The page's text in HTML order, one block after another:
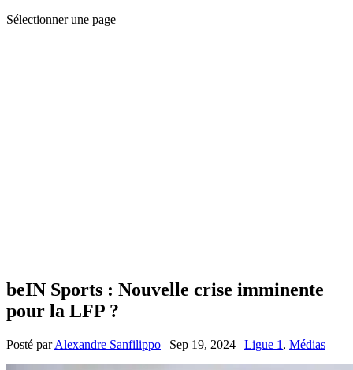
Sélectionner une page
beIN Sports : Nouvelle crise imminente
pour la LFP ?
Posté parAlexandre Sanfilippo | Sep 19, 2024 | Ligue 1 , Médias